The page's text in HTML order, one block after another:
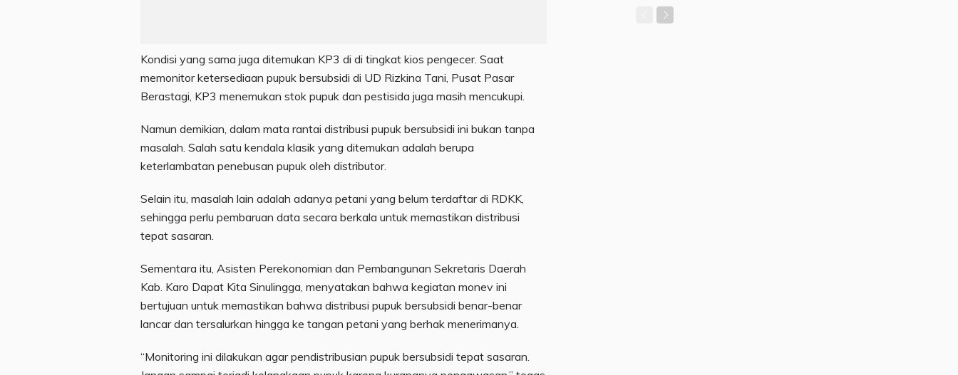
Kondisi yang sama juga ditemukan KP3 di di tingkat kios pengecer. Saat
memonitor ketersediaan pupuk bersubsidi di UD Rizkina Tani, Pusat Pasar
Berastagi, KP3 menemukan stok pupuk dan pestisida juga masih mencukupi.
Namun demikian, dalam mata rantai distribusi pupuk bersubsidi ini bukan tanpa
masalah. Salah satu kendala klasik yang ditemukan adalah berupa
keterlambatan penebusan pupuk oleh distributor.
Selain itu, masalah lain adalah adanya petani yang belum terdaftar di RDKK,
sehingga perlu pembaruan data secara berkala untuk memastikan distribusi
tepat sasaran.
Sementara itu, Asisten Perekonomian dan Pembangunan Sekretaris Daerah
Kab. Karo Dapat Kita Sinulingga, menyatakan bahwa kegiatan monev ini
bertujuan untuk memastikan bahwa distribusi pupuk bersubsidi benar-benar
lancar dan tersalurkan hingga ke tangan petani yang berhak menerimanya.
“Monitoring ini dilakukan agar pendistribusian pupuk bersubsidi tepat sasaran.